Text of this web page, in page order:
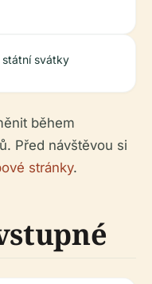
státní svátky
během
Před návštěvou si
stránky.